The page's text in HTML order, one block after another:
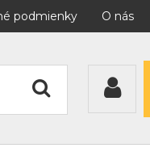
podmienky O nás